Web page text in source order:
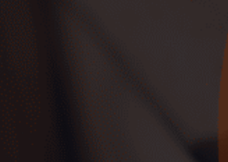
Ver coches
Mejores SUV de Ocasión